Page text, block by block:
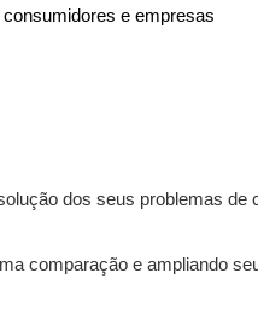
e empresas
dos seus problemas de
comparação e ampliando